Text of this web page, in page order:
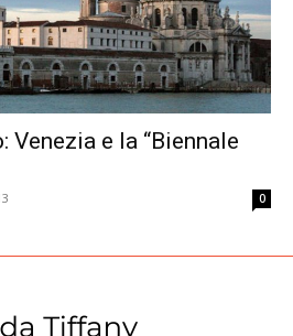
Venezia e la “Biennale
0